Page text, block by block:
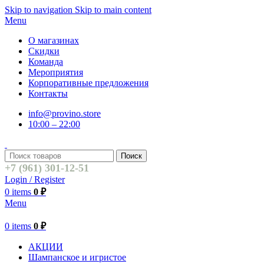
Skip to navigation Skip to main content
Menu
О магазинах
Скидки
Команда
Мероприятия
Корпоративные предложения
Контакты
info@provino.store
10:00 – 22:00
Поиск
+7 (961) 301-12-51
Login / Register
0 items 0 ₽
Menu
0 items 0 ₽
АКЦИИ
Шампанское и игристое